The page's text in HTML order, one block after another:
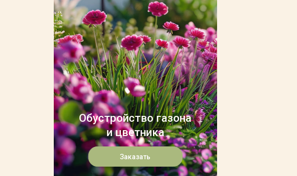
Обустройство газона
и цветника
Заказать